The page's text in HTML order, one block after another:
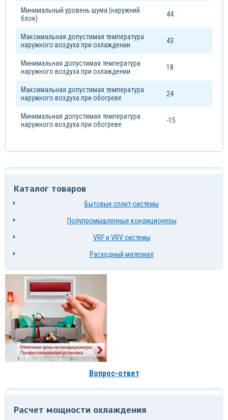
Минимальный уровень шума (наружний
блок)
44
Максимальная допустимая температура
наружного воздуха при охлаждении
43
Минимальная допустимая температура
наружного воздуха при охлаждении
18
Максимальная допустимая температура
наружного воздуха при обогреве
24
Минимальная допустимая температура
наружного воздуха при обогреве
-15
Каталог товаров
Бытовые сплит-системы
Полупромышленные кондиционеры
VRF и VRV системы
Расходный материал
Вопрос-ответ
Расчет мощности охлаждения